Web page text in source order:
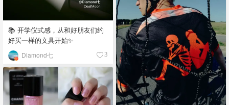
📚 开学仪式感，从和好朋友们约
好买一样的文具开始✨
Diamond七 3